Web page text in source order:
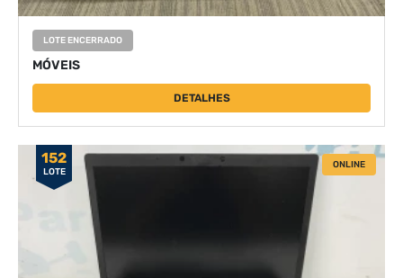
LOTE ENCERRADO
MÓVEIS
DETALHES
152
LOTE
ONLINE